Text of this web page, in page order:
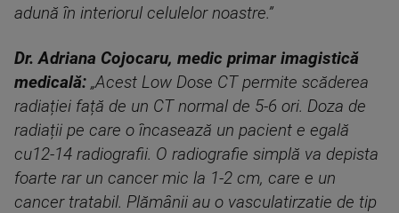
adună în interiorul celulelor noastre.”
Dr. Adriana Cojocaru, medic primar imagistică
medicală: „Acest Low Dose CT permite scăderea
radiației față de un CT normal de 5-6 ori. Doza de
radiații pe care o încasează un pacient e egală
cu12-14 radiografii. O radiografie simplă va depista
foarte rar un cancer mic la 1-2 cm, care e un
cancer tratabil. Plămânii au o vasculatirzatie de tip